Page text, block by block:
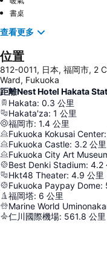
書桌
查看更多
位置
812-0011, 日本, 福岡市, 2
Ward, Fukuoka
距離Nest Hotel Hakata
Hakata: 0.3 公里
Hakata'za: 1 公里
福岡市: 1.4 公里
Fukuoka Kokusai Center:
Fukuoka Castle: 3.2 公里
Fukuoka City Art
Best Denki Stadium: 4.2
Hkt48 Theater: 4.9 公里
Fukuoka Paypay Dome:
福岡塔: 6 公里
Marine World
仁川國際機場: 561.8 公里